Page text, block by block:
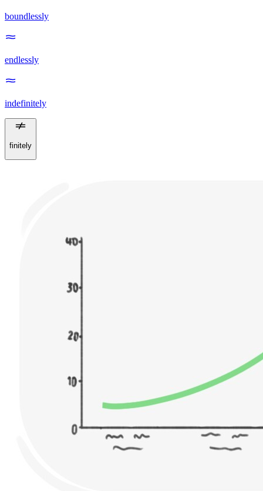
boundlessly
endlessly
indefinitely
finitely